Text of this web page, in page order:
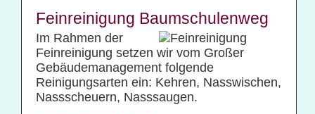
Feinreinigung Baumschulenweg
Im Rahmen der
Feinreinigung setzen wir vom Großer
Gebäudemanagement folgende
Reinigungsarten ein: Kehren, Nasswischen,
Nassscheuern, Nasssaugen.